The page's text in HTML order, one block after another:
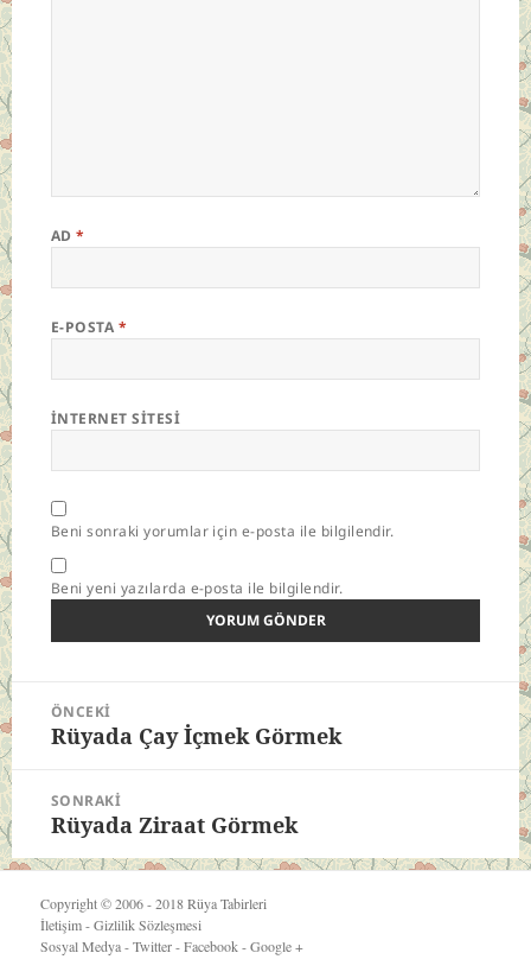
AD*
E-POSTA *
İNTERNET SITESI
Beni sonraki yorumlar için e-posta ile bilgilendir.
Beni yeni yazılarda e-posta ile bilgilendir.
Yazı
gezinmesi
ÖNCEKI
Önceki
Rüyada Çay İçmek Görmek
SONRAKI
Sonraki
yazı:
Rüyada Ziraat Görmek
Copyright © 2006 - 2018Rüya Tabirleri
İletişim-Gizlilik Sözleşmesi
Sosyal Medya -Twitter-Facebook-Google +